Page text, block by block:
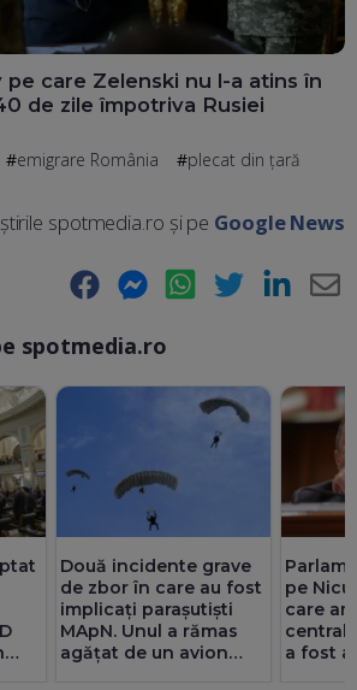
care Zelenski nu l-a atins în
de zile împotriva Rusiei
emigrare România plecat din țară
spotmedia.ro și pe Google News
Facebook Messenger WhatsApp Twitter LinkedIn
spotmedia.ro
Două incidente grave
de zbor în care au fost
implicați parașutiști
MApN. Unul a rămas
agățat de un avion
pe
care
a fost